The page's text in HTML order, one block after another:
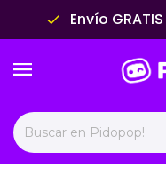
done Envío